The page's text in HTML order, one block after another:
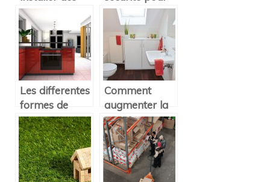
portes d’entrée
en aluminium?
des
proprietaires
sereins !
Les differentes
formes de
cuisines
Comment
augmenter la
valeur d’une
maison ?